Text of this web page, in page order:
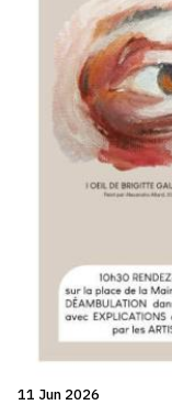
11 Jun 2026